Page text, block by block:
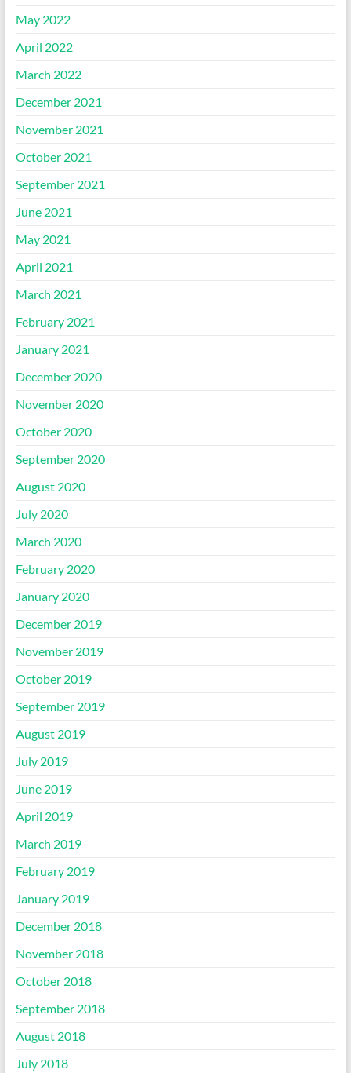
May 2022
April 2022
March 2022
December 2021
November 2021
October 2021
September 2021
June 2021
May 2021
April 2021
March 2021
February 2021
January 2021
December 2020
November 2020
October 2020
September 2020
August 2020
July 2020
March 2020
February 2020
January 2020
December 2019
November 2019
October 2019
September 2019
August 2019
July 2019
June 2019
April 2019
March 2019
February 2019
January 2019
December 2018
November 2018
October 2018
September 2018
August 2018
July 2018